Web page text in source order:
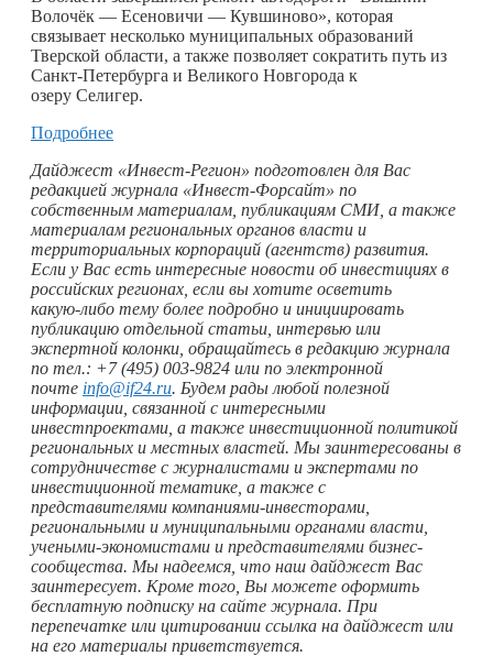
Волочёк — Есеновичи — Кувшиново», которая
связывает несколько муниципальных образований
Тверской области, а также позволяет сократить путь из
Санкт-Петербурга и Великого Новгорода к
озеру Селигер.
Подробнее
Дайджест «Инвест-Регион» подготовлен для Вас
редакцией журнала «Инвест-Форсайт» по
собственным материалам, публикациям СМИ, а также
материалам региональных органов власти и
территориальных корпораций (агентств) развития.
Если у Вас есть интересные новости об инвестициях в
российских регионах, если вы хотите осветить
какую-либо тему более подробно и инициировать
публикацию отдельной статьи, интервью или
экспертной колонки, обращайтесь в редакцию журнала
по тел.: +7 (495) 003-9824 или по электронной
почте info@if24.ru. Будем рады любой полезной
информации, связанной с интересными
инвестпроектами, а также инвестиционной политикой
региональных и местных властей. Мы заинтересованы в
сотрудничестве с журналистами и экспертами по
инвестиционной тематике, а также с
представителями компаниями-инвесторами,
региональными и муниципальными органами власти,
учеными-экономистами и представителями бизнес-
сообщества. Мы надеемся, что наш дайджест Вас
заинтересует. Кроме того, Вы можете оформить
бесплатную подписку на сайте журнала. При
перепечатке или цитировании ссылка на дайджест или
на его материалы приветствуется.